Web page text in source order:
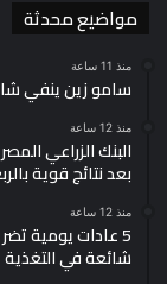
مرحلة جديدة من
وتعكس هذه
وتحسين مستوى
والتوسع في
الاستقرار الوظيفي
مواضيع محدثة
منذ 11 ساعة
سامو زين ينفي
منذ 12 ساعة
البنك الزراعي
بعد نتائج قوية
منذ 12 ساعة
5 عادات يومية
شائعة في التغذية